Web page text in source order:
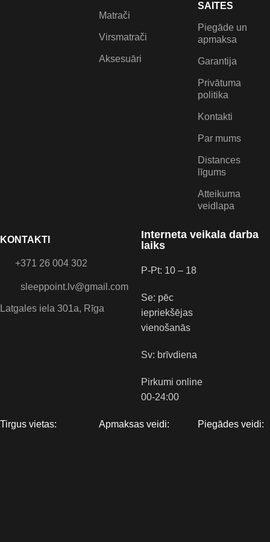
CARBONAX® – juteklisks
Auto smaržas “Bubble Gum”
CARBONAX® – radi
garastāvokļa un jaunības ar
gumijas burbuļu smaržām!
Matrači
Virsmatrači
Aksesuāri
KONTAKTI
+371 26 004 302
sleeppoint.lv@gmail.com
Latgales iela 301a, Rīga
SAITES
Piegāde un
apmaksa
Garantija
Privātuma
politika
Kontakti
Par mums
Distances
līgums
Atteikuma
veidlapa
Interneta veikala darba
laiks
P-Pt: 10 – 18
Se: pēc
iepriekšējas
vienošanās
Sv: brīvdiena
Pirkumi online
00-24:00
Apmaksas veidi: Piegādes veidi:
Tirgus vietas: